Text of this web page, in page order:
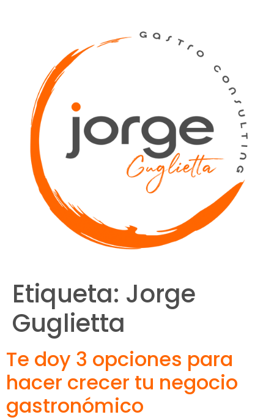
Etiqueta: Jorge
Guglietta
Te doy 3 opciones para
hacer crecer tu negocio
gastronómico